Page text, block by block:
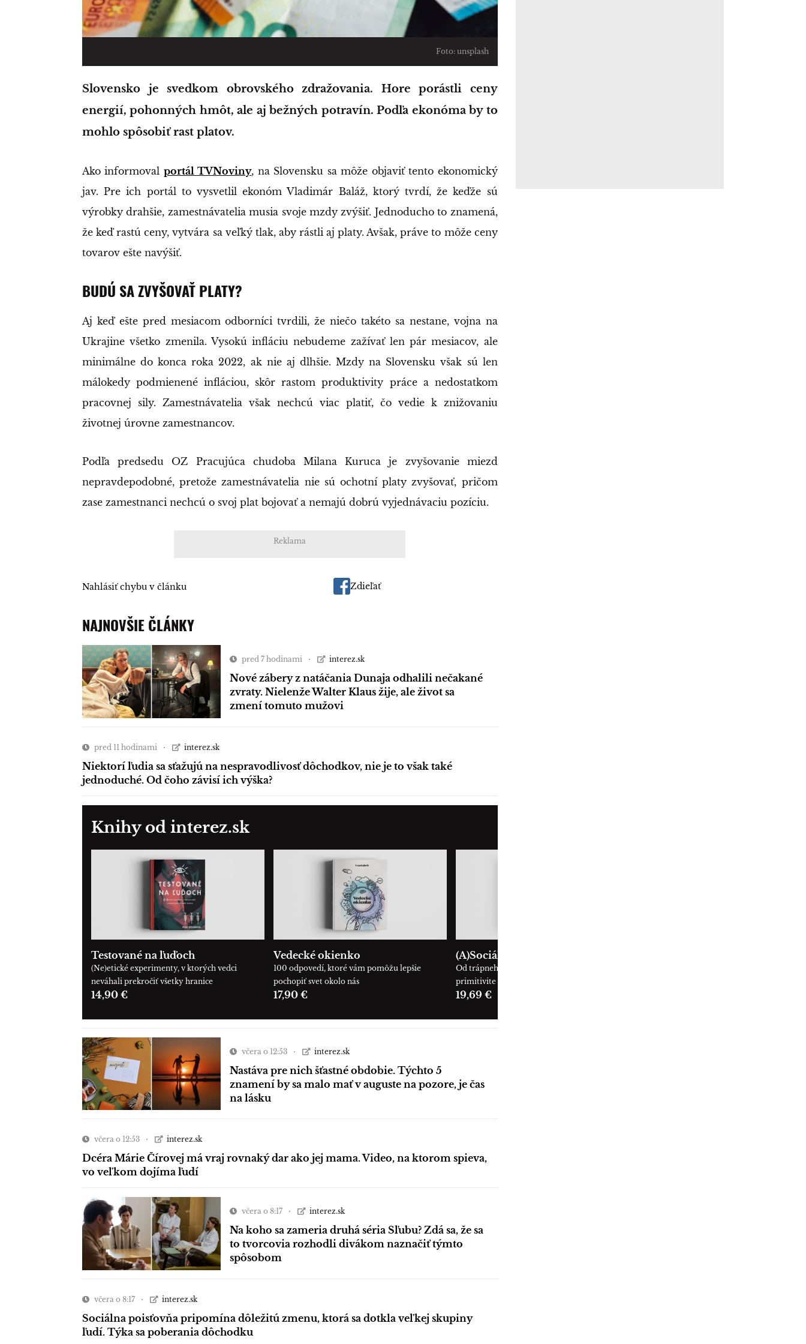
Foto: unsplash
Slovensko je svedkom obrovského zdražovania. Hore porástli ceny
energií, pohonných hmôt, ale aj bežných potravín. Podľa ekonóma by to
mohlo spôsobiť rast platov.
Ako informoval portál TVNoviny, na Slovensku sa môže objaviť tento ekonomický
jav. Pre ich portál to vysvetlil ekonóm Vladimár Baláž, ktorý tvrdí, že keďže sú
výrobky drahšie, zamestnávatelia musia svoje mzdy zvýšiť. Jednoducho to znamená,
že keď rastú ceny, vytvára sa veľký tlak, aby rástli aj platy. Avšak, práve to môže ceny
tovarov ešte navýšiť.
BUDÚ SA ZVYŠOVAŤ PLATY?
Aj keď ešte pred mesiacom odborníci tvrdili, že niečo takéto sa nestane, vojna na
Ukrajine všetko zmenila. Vysokú infláciu nebudeme zažívať len pár mesiacov, ale
minimálne do konca roka 2022, ak nie aj dlhšie. Mzdy na Slovensku však sú len
málokedy podmienené infláciou, skôr rastom produktivity práce a nedostatkom
pracovnej sily. Zamestnávatelia však nechcú viac platiť, čo vedie k znižovaniu
životnej úrovne zamestnancov.
Podľa predsedu OZ Pracujúca chudoba Milana Kuruca je zvyšovanie miezd
nepravdepodobné, pretože zamestnávatelia nie sú ochotní platy zvyšovať, pričom
zase zamestnanci nechcú o svoj plat bojovať a nemajú dobrú vyjednávaciu pozíciu.
Reklama
Nahlásiť chybu v článku Zdieľať
NAJNOVŠIE ČLÁNKY
pred 7 hodinami interez.sk
Nové zábery z natáčania Dunaja odhalili nečakané
zvraty. Nielenže Walter Klaus žije, ale život sa
zmení tomuto mužovi
pred 11 hodinami interez.sk
Niektorí ľudia sa sťažujú na nespravodlivosť dôchodkov, nie je to však také
jednoduché. Od čoho závisí ich výška?
Knihy od interez.sk
Testované na ľuďoch
(Ne)etické experimenty, v ktorých vedci
neváhali prekročiť všetky hranice
14,90 €
Vedecké okienko
100 odpovedí, ktoré vám pomôžu lepšie
pochopiť svet okolo nás
17,90 €
(A)Sociálne prasa
Od trápneho ticha ku charizmatickej
primitivite
19,69 €
včera o 12:53 interez.sk
Nastáva pre nich šťastné obdobie. Týchto 5
znamení by sa malo mať v auguste na pozore, je čas
na lásku
včera o 12:53 interez.sk
Dcéra Márie Čírovej má vraj rovnaký dar ako jej mama. Video, na ktorom spieva,
vo veľkom dojíma ľudí
včera o 8:17 interez.sk
Na koho sa zameria druhá séria Sľubu? Zdá sa, že sa
to tvorcovia rozhodli divákom naznačiť týmto
spôsobom
včera o 8:17 interez.sk
Sociálna poisťovňa pripomína dôležitú zmenu, ktorá sa dotkla veľkej skupiny
ľudí. Týka sa poberania dôchodku